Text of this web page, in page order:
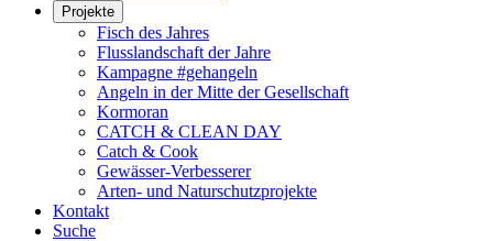
Projekte
Fisch des Jahres
Flusslandschaft der Jahre
Kampagne #gehangeln
Angeln in der Mitte der Gesellschaft
Kormoran
CATCH & CLEAN DAY
Catch & Cook
Gewässer-Verbesserer
Arten- und Naturschutzprojekte
Kontakt
Suche